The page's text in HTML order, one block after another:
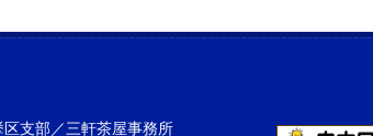
支部／三軒茶屋事務所